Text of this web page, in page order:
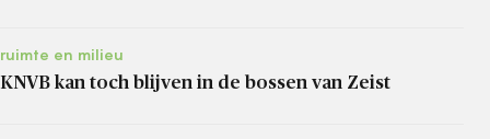
ruimte en milieu
KNVB kan toch blijven in de bossen van Zeist